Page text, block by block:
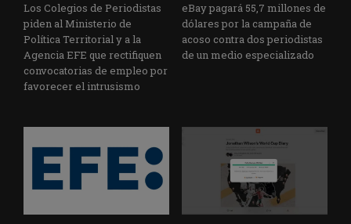
Los Colegios de Periodistas
piden al Ministerio de
Política Territorial y a la
Agencia EFE que rectifiquen
convocatorias de empleo por
favorecer el intrusismo
eBay pagará 55,7 millones de
dólares por la campaña de
acoso contra dos periodistas
de un medio especializado